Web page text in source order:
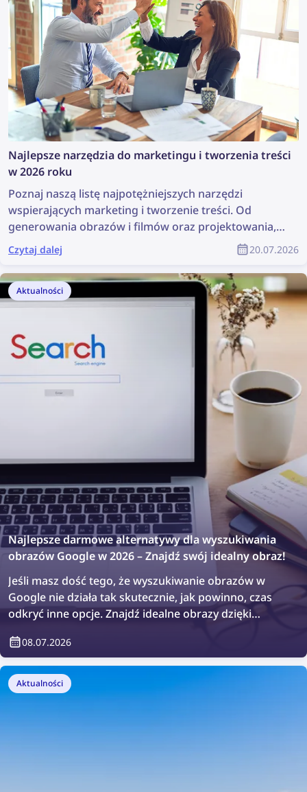
Najlepsze narzędzia do marketingu i tworzenia treści
w 2026 roku
Poznaj naszą listę najpotężniejszych narzędzi
wspierających marketing i tworzenie treści. Od
generowania obrazów i filmów oraz projektowania,
po wyszukiwanie treści i zarządzanie prawami
autorskimi – narzędzia te mogą znacznie ułatwić
pracę każdego zespołu marketingowego. W tym
artykule znajdziesz pełną listę najlepszych narzędzi
marketingowych i narzędzi do tworzenia treści dla
specjalistów ds. marketingu oraz projektantów
produktów.
Czytaj dalej 20.07.2026
Aktualności
Najlepsze darmowe alternatywy dla wyszukiwania
obrazów Google w 2026 – Znajdź swój idealny obraz!
Jeśli masz dość tego, że wyszukiwanie obrazów w
Google nie działa tak skutecznie, jak powinno, czas
odkryć inne opcje. Znajdź idealne obrazy dzięki
obrazów w 2026 roku!
08.07.2026
Aktualności